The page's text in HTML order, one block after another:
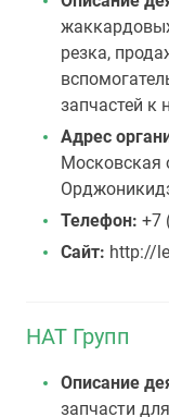
резка,
запчастей к
Адрес
Московская
Телефон: +7
Сайт: http://
НАТ Групп
Описание
запчасти